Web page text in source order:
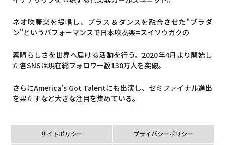
ネオ吹奏楽を提唱し、ブラス＆ダンスを融合させた"ブラダ
ン"というパフォーマンスで日本吹奏楽=スイソウガクの
素晴らしさを世界へ届ける活動を行う。 2020年4月より開始し
た各SNSは現在総フォロワー数130万人を突破。
さらにAmerica's Got Talentにも出演し、セミファイナル進出
を果たすなど大きな注目を集めている。
サイトポリシー プライバシーポリシー